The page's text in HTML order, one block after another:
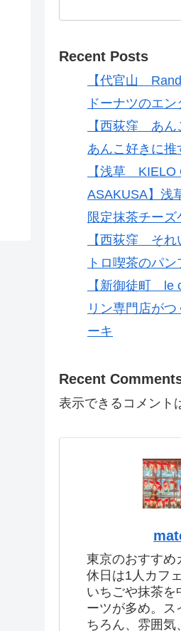
Recent Posts
【代官山
ドーナツのエ
【西荻窪 あん
あんこ好きに
【浅草 KIELO
ASAKUSA】浅
限定抹茶チーズ
【西荻窪 それ
トロ喫茶のパ
【新御徒町 le
リン専門店が
ーキ
Recent
表示できるコメント
東京のおすすめ
休日は1人カフ
いちごや抹茶を
ーツが多め。ス
ちろん、雰囲気